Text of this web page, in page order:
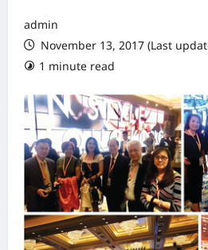
admin
November 13, 2017 (Last
1 minute read